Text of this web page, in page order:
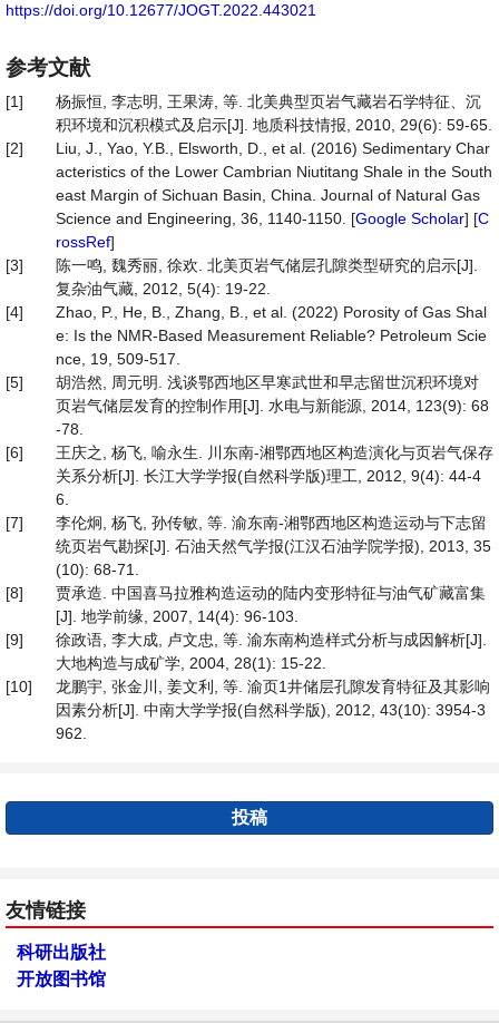
https://doi.org/10.12677/JOGT.2022.443021
参考文献
[1]
杨振恒, 李志明, 王果涛, 等. 北美典型页岩气藏岩石学特征、沉
积环境和沉积模式及启示[J]. 地质科技情报, 2010, 29(6): 59-65.
[2]
Liu, J., Yao, Y.B., Elsworth, D., et al. (2016) Sedimentary Char
acteristics of the Lower Cambrian Niutitang Shale in the South
east Margin of Sichuan Basin, China. Journal of Natural Gas
Science and Engineering, 36, 1140-1150. [Google Scholar] [C
rossRef]
[3]
陈一鸣, 魏秀丽, 徐欢. 北美页岩气储层孔隙类型研究的启示[J].
复杂油气藏, 2012, 5(4): 19-22.
[4]
Zhao, P., He, B., Zhang, B., et al. (2022) Porosity of Gas Shal
e: Is the NMR-Based Measurement Reliable? Petroleum Scie
nce, 19, 509-517.
[5]
胡浩然, 周元明. 浅谈鄂西地区早寒武世和早志留世沉积环境对
页岩气储层发育的控制作用[J]. 水电与新能源, 2014, 123(9): 68
-78.
[6]
王庆之, 杨飞, 喻永生. 川东南-湘鄂西地区构造演化与页岩气保存
关系分析[J]. 长江大学学报(自然科学版)理工, 2012, 9(4): 44-4
6.
[7]
李伦炯, 杨飞, 孙传敏, 等. 渝东南-湘鄂西地区构造运动与下志留
统页岩气勘探[J]. 石油天然气学报(江汉石油学院学报), 2013, 35
(10): 68-71.
[8]
贾承造. 中国喜马拉雅构造运动的陆内变形特征与油气矿藏富集
[J]. 地学前缘, 2007, 14(4): 96-103.
[9]
徐政语, 李大成, 卢文忠, 等. 渝东南构造样式分析与成因解析[J].
大地构造与成矿学, 2004, 28(1): 15-22.
[10]
龙鹏宇, 张金川, 姜文利, 等. 渝页1井储层孔隙发育特征及其影响
因素分析[J]. 中南大学学报(自然科学版), 2012, 43(10): 3954-3
962.
投稿
友情链接
科研出版社
开放图书馆